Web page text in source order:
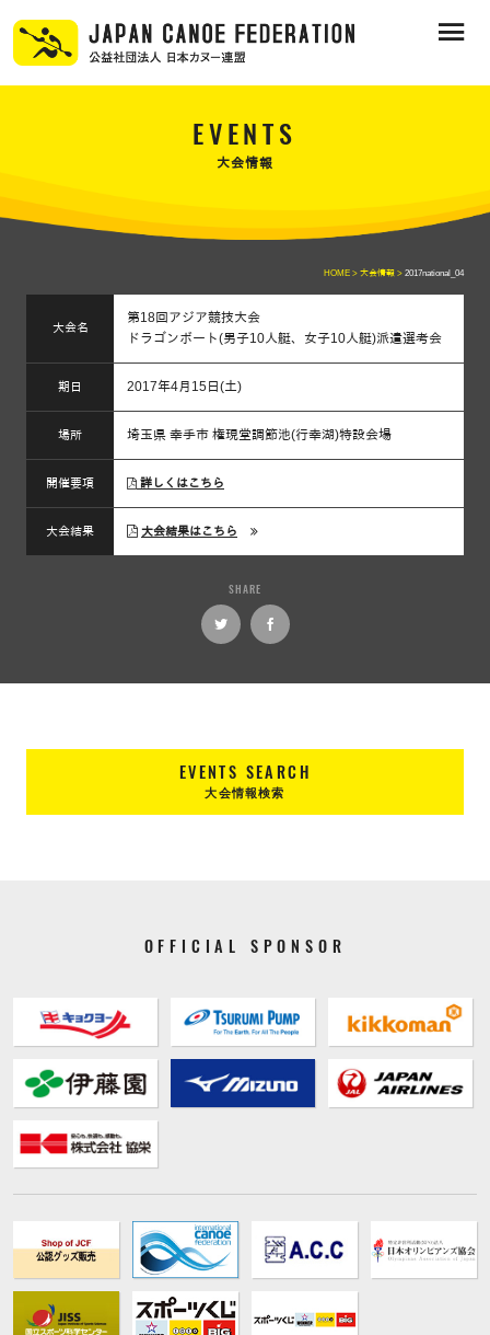
EVENTS
大会情報
HOME > 大会情報 > 2017national_04
大会名
第18回アジア競技大会
ドラゴンボート(男子10人艇、女子10人艇)派遣選考会
期日 2017年4月15日(土)
場所 埼玉県 幸手市 権現堂調節池(行幸湖)特設会場
開催要項 詳しくはこちら
大会結果 大会結果はこちら
SHARE
EVENTS SEARCH
大会情報検索
OFFICIAL SPONSOR